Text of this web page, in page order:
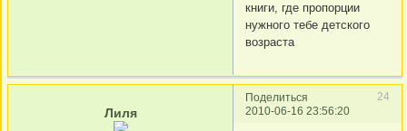
книги, где пропорции
нужного тебе детского
возраста
Поделиться
24
2010-06-16 23:56:20
Лиля